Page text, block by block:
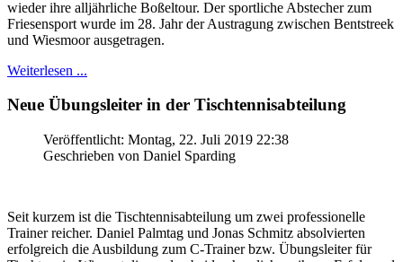
wieder ihre alljährliche Boßeltour. Der sportliche Abstecher zum
Friesensport wurde im 28. Jahr der Austragung zwischen Bentstreek
und Wiesmoor ausgetragen.
Weiterlesen ...
Neue Übungsleiter in der Tischtennisabteilung
Veröffentlicht: Montag, 22. Juli 2019 22:38
Geschrieben von Daniel Sparding
Seit kurzem ist die Tischtennisabteilung um zwei professionelle
Trainer reicher. Daniel Palmtag und Jonas Schmitz absolvierten
erfolgreich die Ausbildung zum C-Trainer bzw. Übungsleiter für